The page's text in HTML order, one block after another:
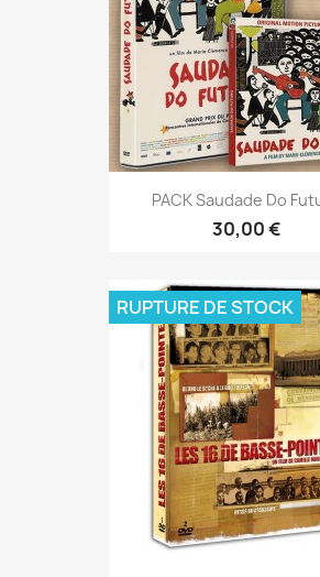
PACK Saudade Do
30,00 €
RUPTURE DE STOCK